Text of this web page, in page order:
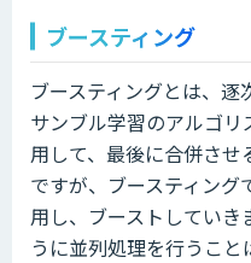
ブースティング
ブースティングとは、
サンブル学習のアルゴ
用して、最後に合併さ
ですが、ブースティン
用し、ブーストしていき
うに並列処理を行うこと